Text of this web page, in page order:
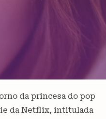
da princesa do pop
da Netflix, intitulada